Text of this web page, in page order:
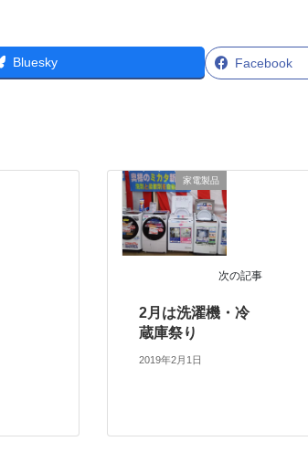
Facebook
Bluesky
家電製品
次の記事
2月は洗濯機・冷
蔵庫祭り
2019年2月1日